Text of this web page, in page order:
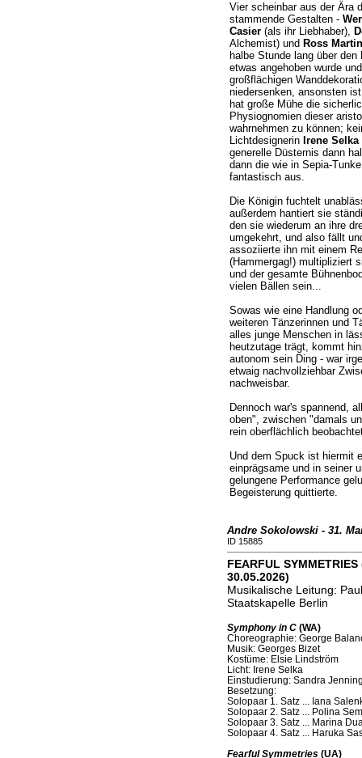
Vier scheinbar aus der Ära
stammende Gestalten -
Casier(als ihr Liebhaber),
Alchemist) und Ross
halbe Stunde lang über
etwas angehoben wurde
großflächigen
niedersenken, ansonsten
hat große Mühe die
Physiognomien dieser
wahrnehmen zu können;
Lichtdesignerin Irene Selka
generelle Düsternis dann
dann die wie in Sepia-
fantastisch aus.
Die Königin fuchtelt
außerdem hantiert sie
den sie wiederum an ihre
umgekehrt, und also fällt
assoziierte ihn mit einem
(Hammergag!) multipliziert
und der gesamte
vielen Bällen sein...
Sowas wie eine Handlung
weiteren Tänzerinnen und
alles junge Menschen in
heutzutage trägt, kommt
autonom sein Ding - war
etwaig nachvollziehbar
nachweisbar.
Dennoch war's spannend,
oben", zwischen "damals
rein oberflächlich
Und dem Spuck ist hiermit
einprägsame und in seiner
gelungene Performance
Begeisterung quittierte.
Andre Sokolowski - 31.
ID 15885
FEARFUL
30.05.2026)
Musikalische Leitung:
Staatskapelle Berlin
Symphony in C(WA)
Choreographie: George
Musik: Georges Bizet
Kostüme: Elsie Lindström
Licht: Irene Selka
Einstudierung: Sandra
Besetzung:
Solopaar 1. Satz ... Iana
Solopaar 2. Satz ... Polina
Solopaar 3. Satz ... Marina
Solopaar 4. Satz ... Haruka
Fearful Symmetries(UA)